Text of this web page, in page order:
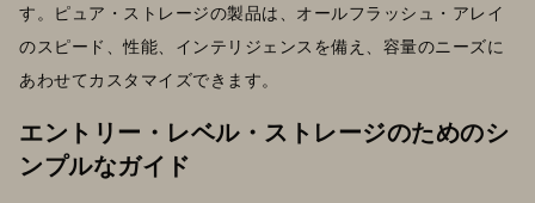
す。ピュア・ストレージの製品は、オールフラッシュ・アレイ
のスピード、性能、インテリジェンスを備え、容量のニーズに
あわせてカスタマイズできます。
エントリー・レベル・ストレージのためのシ
ンプルなガイド